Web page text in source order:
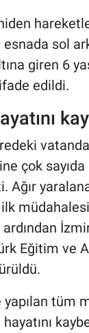
sol
giren 6
ifade edildi.
çok
Ağır
Eğitim ve
tüm